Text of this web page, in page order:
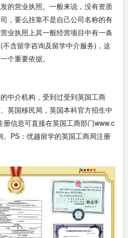
的营业执照。一般来说，没有资质
，要么挂靠不是自己公司名称的有
业执照上其一般经营项目中有一条
含留学咨询及留学中介服务)，这
个重要依据。
中介机构，受到过受到英国工商
英国移民局，英国本科官方招生中
信息可直接在英国工商部门www.c
PS：优越留学的英国工商局注册